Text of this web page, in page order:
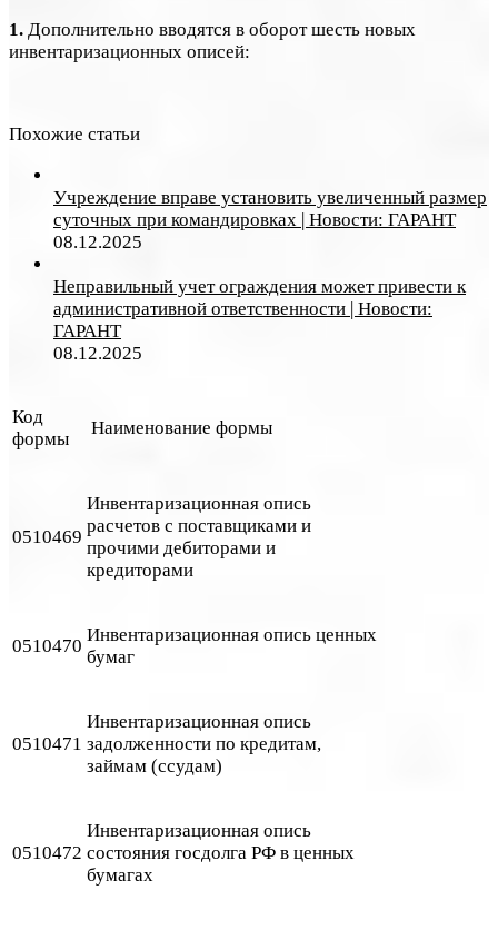
1. Дополнительно вводятся в оборот шесть новых
инвентаризационных описей:
Похожие статьи
Учреждение вправе установить увеличенный размер
суточных при командировках | Новости: ГАРАНТ
08.12.2025
Неправильный учет ограждения может привести к
административной ответственности | Новости:
ГАРАНТ
08.12.2025
Код
формы
Наименование формы
0510469
Инвентаризационная опись
расчетов с поставщиками и
прочими дебиторами и
кредиторами
0510470
Инвентаризационная опись ценных
бумаг
0510471
Инвентаризационная опись
задолженности по кредитам,
займам (ссудам)
0510472
Инвентаризационная опись
состояния госдолга РФ в ценных
бумагах